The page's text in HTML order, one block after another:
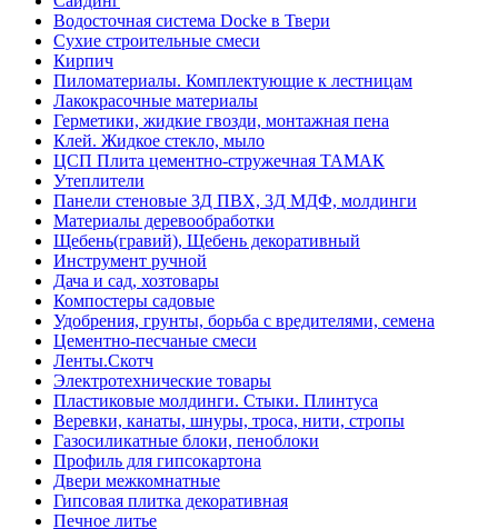
Водосточная система Docke в Твери
Сухие строительные смеси
Кирпич
Пиломатериалы. Комплектующие к лестницам
Лакокрасочные материалы
Герметики, жидкие гвозди, монтажная пена
Клей. Жидкое стекло, мыло
ЦСП Плита цементно-стружечная ТАМАК
Утеплители
Панели стеновые 3Д ПВХ, 3Д МДФ, молдинги
Материалы деревообработки
Щебень(гравий), Щебень декоративный
Инструмент ручной
Дача и сад, хозтовары
Компостеры садовые
Удобрения, грунты, борьба с вредителями, семена
Цементно-песчаные смеси
Ленты.Скотч
Электротехнические товары
Пластиковые молдинги. Стыки. Плинтуса
Веревки, канаты, шнуры, троса, нити, стропы
Газосиликатные блоки, пеноблоки
Профиль для гипсокартона
Двери межкомнатные
Гипсовая плитка декоративная
Печное литье